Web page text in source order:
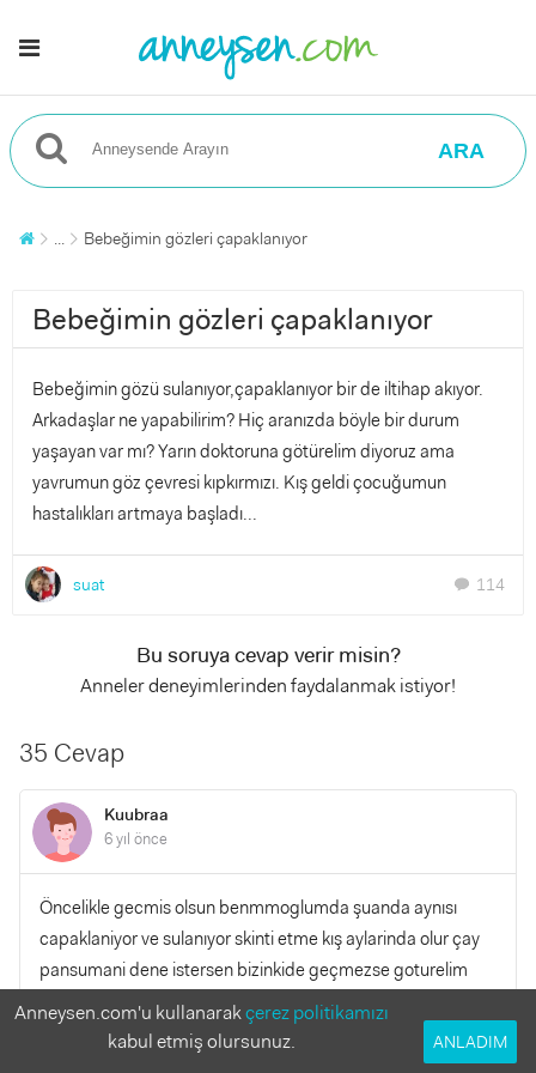
ARA
... Bebeğimin gözleri çapaklanıyor
Bebeğimin gözleri çapaklanıyor
Bebeğimin gözü sulanıyor,çapaklanıyor bir de iltihap akıyor.
Arkadaşlar ne yapabilirim? Hiç aranızda böyle bir durum
yaşayan var mı? Yarın doktoruna götürelim diyoruz ama
yavrumun göz çevresi kıpkırmızı. Kış geldi çocuğumun
hastalıkları artmaya başladı...
suat chat 114
Bu soruya cevap verir misin?
Anneler deneyimlerinden faydalanmak istiyor!
35 Cevap
Kuubraa
6 yıl önce
Öncelikle gecmis olsun benmmoglumda şuanda aynısı
capaklaniyor ve sulanıyor skinti etme kış aylarinda olur çay
pansumani dene istersen bizinkide geçmezse goturelim
YANITLA
Anneysen.com'u kullanarakçerez politikamızı
kabul etmiş olursunuz.
ANLADIM